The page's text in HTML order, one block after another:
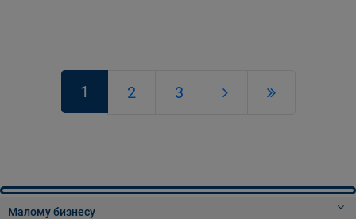
1 2 3
Малому бизнесу